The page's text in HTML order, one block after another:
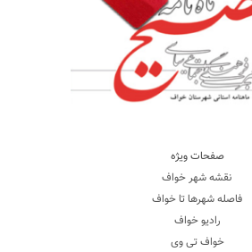
صفحات ویژه
نقشه شهر خواف
فاصله شهرها تا خواف
رادیو خواف
خواف تی وی